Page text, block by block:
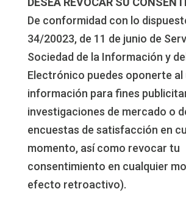
De conformidad con lo
34/20023, de 11 de junio de
Sociedad de la Información y
Electrónico puedes oponerte al
información para fines
investigaciones de mercado o
encuestas de satisfacción en
momento, así como revocar tu
consentimiento en cualquier
efecto retroactivo).